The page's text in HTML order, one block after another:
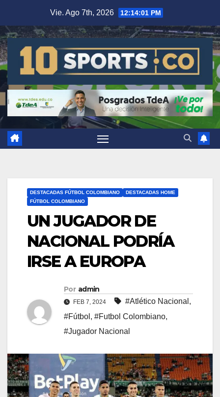
Vie. Ago 7th, 2026 12:14:01 PM
DESTACADAS FÚTBOL COLOMBIANO
DESTACADAS HOME
FÚTBOL COLOMBIANO
UN JUGADOR DE
NACIONAL PODRÍA
IRSE A EUROPA
Por admin
FEB 7, 2024 #Atlético Nacional ,
#Fútbol , #Futbol Colombiano,
#Jugador Nacional